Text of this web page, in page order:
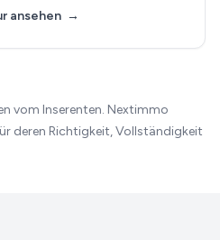
ansehen →
vom Inserenten. Nextimmo
deren Richtigkeit, Vollständigkeit